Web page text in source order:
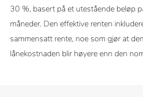
30 %, basert på et utestående beløp
måneder. Den effektive renten
sammensatt rente, noe som gjør at
lånekostnaden blir høyere enn den